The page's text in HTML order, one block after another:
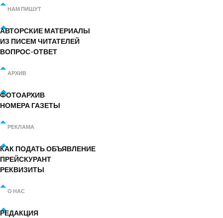
НАМ ПИШУТ
АВТОРСКИЕ МАТЕРИАЛЫ
ИЗ ПИСЕМ ЧИТАТЕЛЕЙ
ВОПРОС-ОТВЕТ
АРХИВ
ФОТОАРХИВ
НОМЕРА ГАЗЕТЫ
РЕКЛАМА
КАК ПОДАТЬ ОБЪЯВЛЕНИЕ
ПРЕЙСКУРАНТ
РЕКВИЗИТЫ
О НАС
РЕДАКЦИЯ